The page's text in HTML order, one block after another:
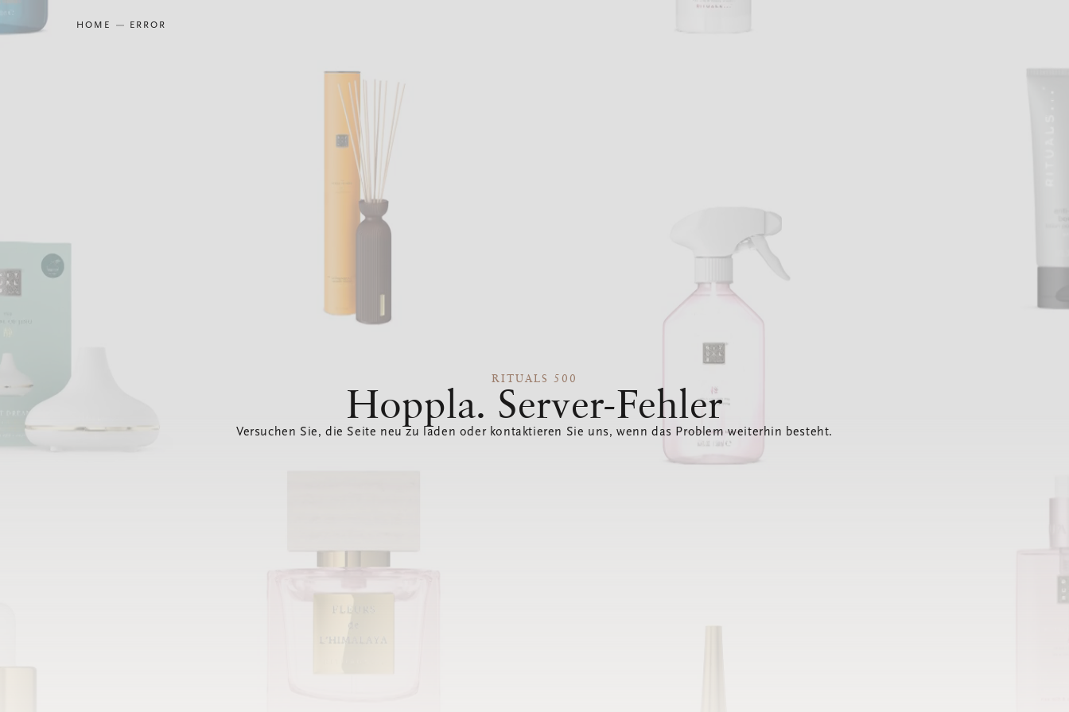
HOME ERROR
RITUALS 500
Hoppla. Server-Fehler
Versuchen Sie, die Seite neu zu laden oder kontaktieren Sie uns, wenn das Problem weiterhin besteht.